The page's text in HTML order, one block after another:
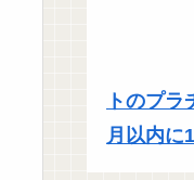
トのプ
月以内に